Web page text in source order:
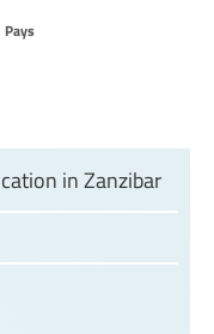
Pays
in Zanzibar